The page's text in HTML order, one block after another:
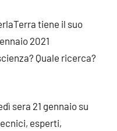
tiene il suo
2021
Quale ricerca?
sera 21 gennaio su
esperti,